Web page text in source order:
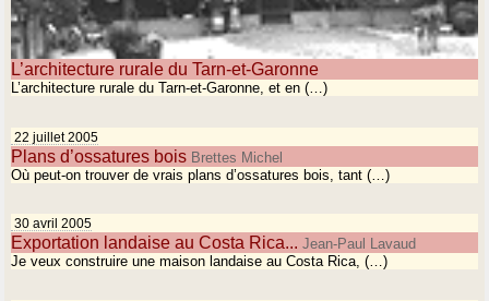
L’architecture rurale du Tarn-et-Garonne
L’architecture rurale du Tarn-et-Garonne, et en (…)
22 juillet 2005
Plans d’ossatures bois Brettes Michel
Où peut-on trouver de vrais plans d’ossatures bois, tant (…)
30 avril 2005
Exportation landaise au Costa Rica... Jean-Paul Lavaud
Je veux construire une maison landaise au Costa Rica, (…)